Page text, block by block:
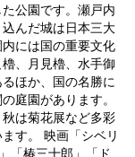
公園です。瀬戸内
んだ城は日本三大
には国の重要文化
、月見櫓、水手御
ほか、国の名勝に
庭園があります。
は菊花展など多彩
す。 映画「シベリ
「椿三十郎」「ド